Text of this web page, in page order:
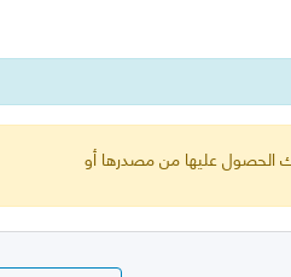
الحصول عليها من مصدرها أو